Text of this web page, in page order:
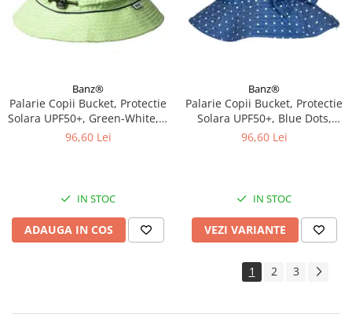
Banz®
Palarie Copii Bucket, Protectie
Solara UPF50+, Green-White, 2
- 4 ani
96,60 Lei
IN STOC
ADAUGA IN COS
Banz®
Palarie Copii Bucket, Protectie
Solara UPF50+, Blue Dots,
Diverse marimi
96,60 Lei
IN STOC
VEZI VARIANTE
1 2 3